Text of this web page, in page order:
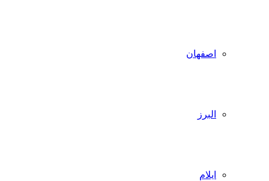
اصفهان
البرز
ایلام